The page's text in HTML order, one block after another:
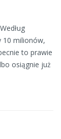
10 milionów,
to prawie
osiągnie już